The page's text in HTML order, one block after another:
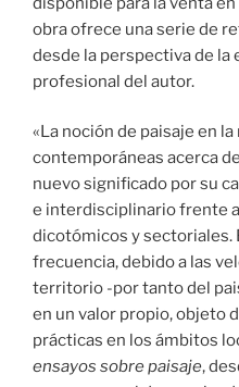
obra ofrece una serie de
desde la perspectiva de la
profesional del autor.
«La noción de paisaje en
contemporáneas acerca
nuevo significado por su
e interdisciplinario frente
dicotómicos y sectoriales.
frecuencia, debido a las
territorio -por tanto del
en un valor propio, objeto
prácticas en los ámbitos
ensayos sobre paisaje,